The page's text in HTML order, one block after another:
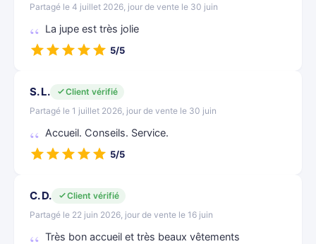
Partagé le 4 juillet 2026, jour de vente le 30 juin
La jupe est très jolie
5/5
S. L.
Client vérifié
Partagé le 1 juillet 2026, jour de vente le 30 juin
Accueil. Conseils. Service.
5/5
C. D.
Client vérifié
Partagé le 22 juin 2026, jour de vente le 16 juin
Très bon accueil et très beaux vêtements